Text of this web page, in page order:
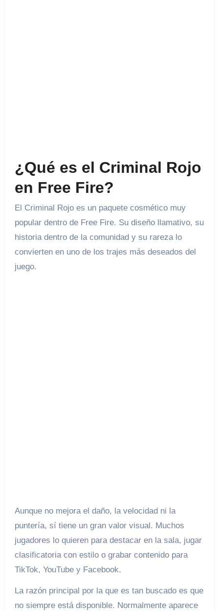
¿Qué es el Criminal Rojo
en Free Fire?
El Criminal Rojo es un paquete cosmético muy
popular dentro de Free Fire. Su diseño llamativo, su
historia dentro de la comunidad y su rareza lo
convierten en uno de los trajes más deseados del
juego.
Aunque no mejora el daño, la velocidad ni la
puntería, sí tiene un gran valor visual. Muchos
jugadores lo quieren para destacar en la sala, jugar
clasificatoria con estilo o grabar contenido para
TikTok, YouTube y Facebook.
La razón principal por la que es tan buscado es que
no siempre está disponible. Normalmente aparece